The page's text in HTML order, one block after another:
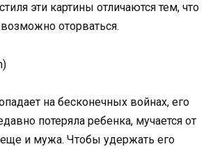
эти картины отличаются тем, что
оторваться.
на бесконечных войнах, его
потеряла ребенка, мучается от
еще и мужа. Чтобы удержать его